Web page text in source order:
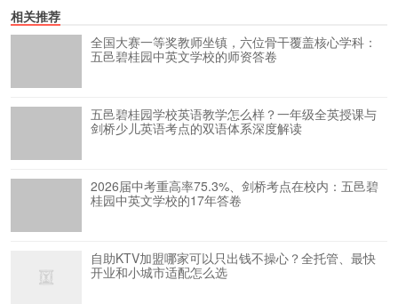
相关推荐
全国大赛一等奖教师坐镇，六位骨干覆盖核心学科：
五邑碧桂园中英文学校的师资答卷
五邑碧桂园学校英语教学怎么样？一年级全英授课与
剑桥少儿英语考点的双语体系深度解读
2026届中考重高率75.3%、剑桥考点在校内：五邑碧
桂园中英文学校的17年答卷
自助KTV加盟哪家可以只出钱不操心？全托管、最快
开业和小城市适配怎么选